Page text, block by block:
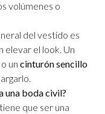
volúmenes o
del vestido es
elevar el look. Un
o un cinturón sencillo
una boda civil?
que ser una